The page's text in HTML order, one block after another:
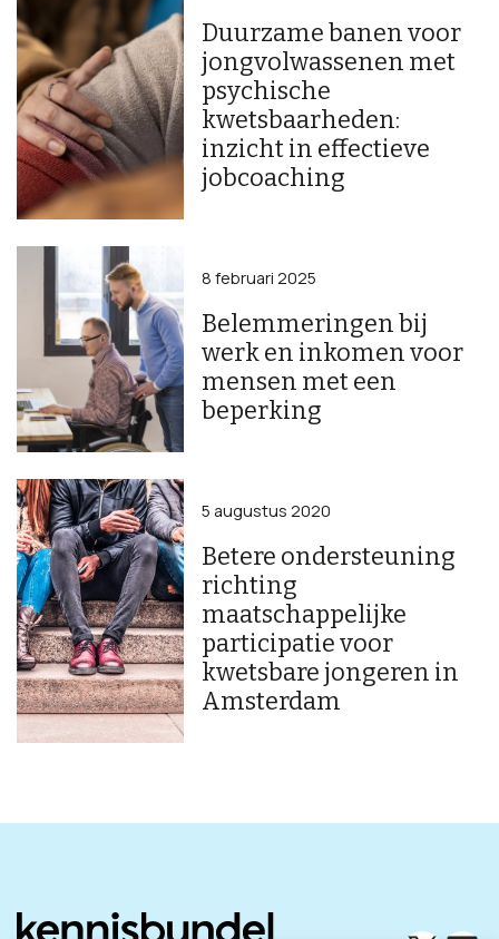
Duurzame banen voor
jongvolwassenen met
psychische
kwetsbaarheden:
inzicht in effectieve
jobcoaching
Belemmeringen bij
werk en inkomen voor
mensen met een
beperking
8 februari 2025
Betere ondersteuning
richting
maatschappelijke
participatie voor
kwetsbare jongeren in
Amsterdam
5 augustus 2020